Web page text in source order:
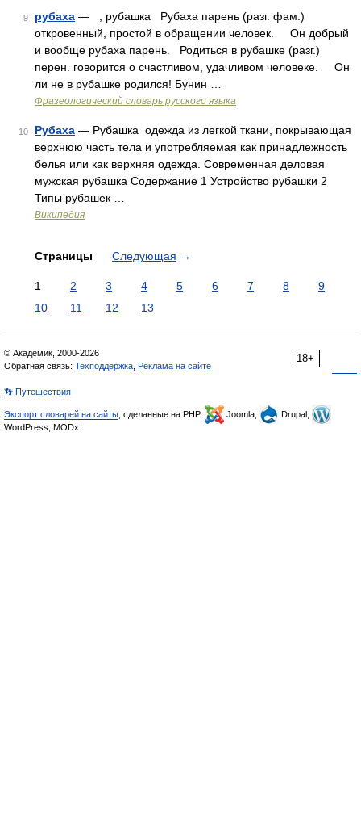
9 рубаха — , рубашка Рубаха парень (разг. фам.)
откровенный, простой в обращении человек. Он добрый
и вообще рубаха парень. Родиться в рубашке (разг.)
перен. говорится о счастливом, удачливом человеке. Он
ли не в рубашке родился! Бунин …
Фразеологический словарь русского языка
10 Рубаха — Рубашка одежда из легкой ткани, покрывающая
верхнюю часть тела и употребляемая как принадлежность
белья или как верхняя одежда. Современная деловая
мужская рубашка Содержание 1 Устройство рубашки 2
Типы рубашек …
Википедия
Страницы Следующая →
1 2 3 4 5 6 7 8
9
10
11 12 13
18+
© Академик, 2000-2026
Обратная связь: Техподдержка Реклама на сайте
👣 Путешествия
Экспорт словарей на сайты , сделанные на PHP, Joomla,
Drupal,
WordPress, MODx.